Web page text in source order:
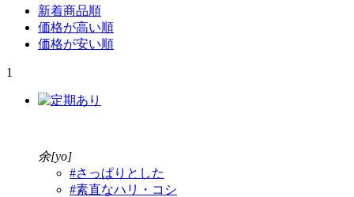
新着商品順
価格が高い順
価格が安い順
1
余[yo]
#さっぱりとした
#素直なハリ・コシ